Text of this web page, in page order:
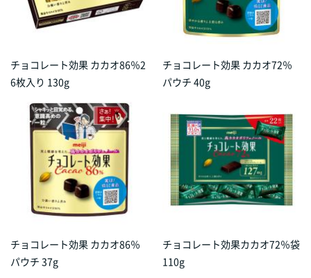
チョコレート効果 カカオ86％2
6枚入り 130g
チョコレート効果 カカオ72％
パウチ 40g
チョコレート効果 カカオ86％
パウチ 37g
チョコレート効果カカオ72％袋
110g